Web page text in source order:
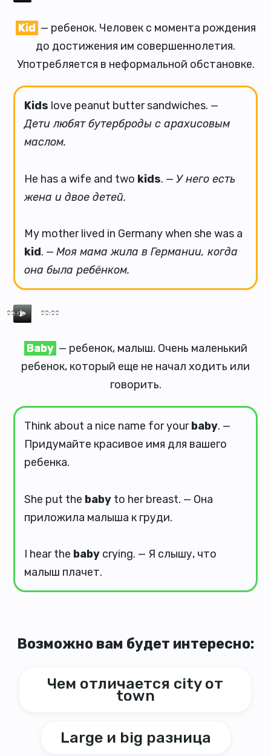
Kid — ребенок. Человек с момента рождения
до достижения им совершеннолетия.
Употребляется в неформальной обстановке.
Kids love peanut butter sandwiches. —
Дети любят бутерброды с арахисовым
маслом.
He has a wife and two kids. —У него есть
жена и двое детей.
My mother lived in Germany when she was a
kid. —Моя мама жила в Германии, когда
она была ребёнком.
00:00
00:00
Baby — ребенок, малыш. Очень маленький
ребенок, который еще не начал ходить или
говорить.
Think about a nice name for yourbaby. —
Придумайте красивое имя для вашего
ребенка.
She put the baby to her breast. — Она
приложила малыша к груди.
I hear the baby crying. — Я слышу, что
малыш плачет.
Возможно вам будет интересно:
Чем отличается city от
town
Large и big разница